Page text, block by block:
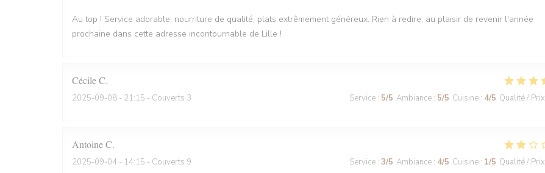
Au top ! Service adorable, nourriture de qualité, plats extrêmement généreux. Rien à redire, au plaisir de revenir l'année
prochaine dans cette adresse incontournable de Lille !
CécileC
2025-09-08 - 21:15 - Couverts 3 Service : 5/5 Ambiance : 5/5 Cuisine : 4/5 Qualité / Prix
AntoineC
2025-09-04 - 14:15 - Couverts 9 Service : 3/5 Ambiance : 4/5 Cuisine : 1/5 Qualité / Prix